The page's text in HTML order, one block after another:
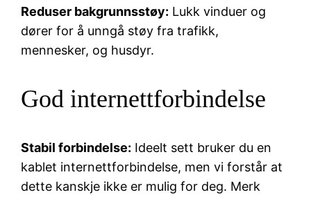
Reduser bakgrunnsstøy: Lukk vinduer og
dører for å unngå støy fra trafikk,
mennesker, og husdyr.
God internettforbindelse
Stabil forbindelse: Ideelt sett bruker du en
kablet internettforbindelse, men vi forstår at
dette kanskje ikke er mulig for deg. Merk